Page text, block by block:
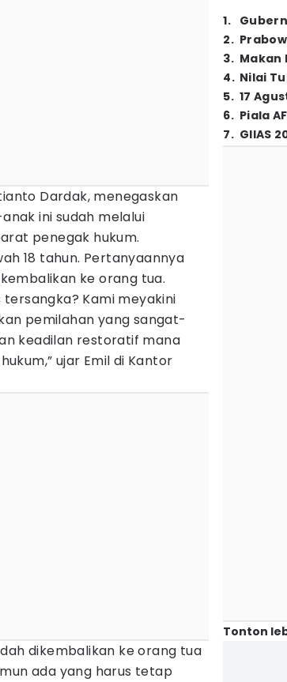
Dardak, menegaskan
ini sudah melalui
penegak hukum.
18 tahun. Pertanyaannya
ke orang tua.
Kami meyakini
pemilahan yang sangat-
keadilan restoratif mana
ujar Emil di Kantor
dikembalikan ke orang tua
ada yang harus tetap
1.
2.
3. Makan
4. Nilai
5. 17
6. Piala
7. GIIAS
Tonton